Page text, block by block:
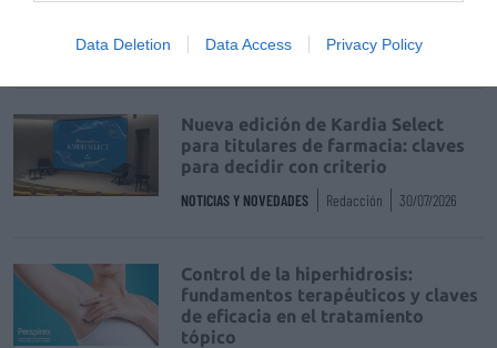
Data Deletion Data Access Privacy Policy
NOTICIAS Y NOVEDADES Redacción 30/07/2026
Nueva edición de Kardia Select
para titulares de farmacia: claves
para decidir con criterio
NOTICIAS Y NOVEDADES Redacción 30/07/2026
Control de la hiperhidrosis:
fundamentos terapéuticos y claves
de eficacia en el tratamiento
tópico